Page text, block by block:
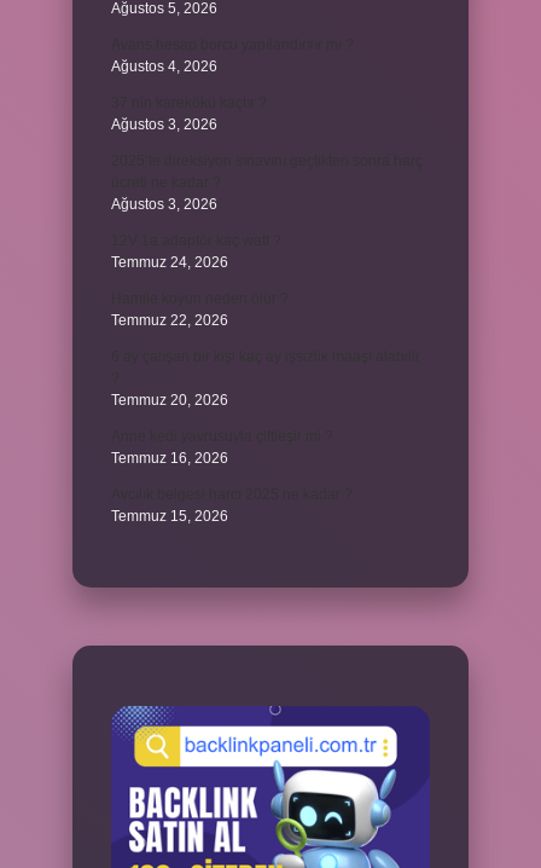
Ağustos 5, 2026
Ağustos 4, 2026
Ağustos 3, 2026
Ağustos 3, 2026
Temmuz 24, 2026
Temmuz 22, 2026
Temmuz 20, 2026
Temmuz 16, 2026
Temmuz 15, 2026